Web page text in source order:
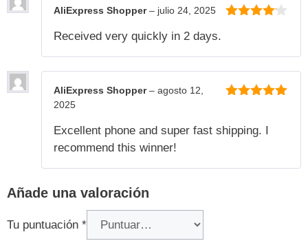
AliExpress Shopper– julio 24, 2025
Received very quickly in 2 days.
AliExpress Shopper– agosto 12,
2025
Excellent phone and super fast shipping. I
recommend this winner!
Añade una valoración
Tu puntuación *